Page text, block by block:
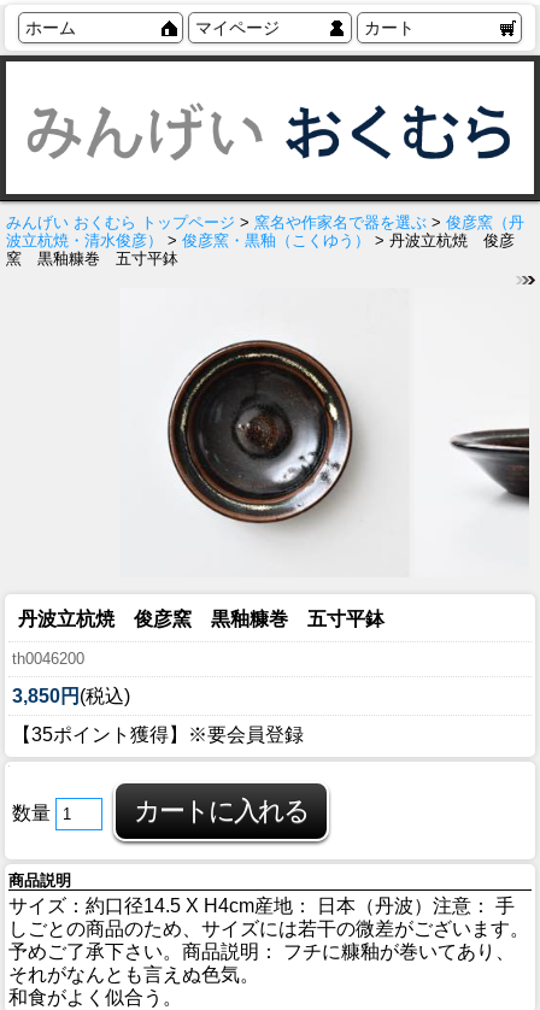
ホーム マイページ カート
みんげい おくむら トップページ > 窯名や作家名で器を選ぶ > 俊彦窯（丹
波立杭焼・清水俊彦）
> 俊彦窯・黒釉（こくゆう）
> 丹波立杭焼 俊彦
窯 黒釉糠巻 五寸平鉢
丹波立杭焼 俊彦窯 黒釉糠巻 五寸平鉢
th0046200
3,850円 (税込)
【35ポイント獲得】※要会員登録
数量
商品説明
サイズ：約口径14.5 X H4cm産地： 日本（丹波）注意： 手
しごとの商品のため、サイズには若干の微差がございます。
予めご了承下さい。商品説明： フチに糠釉が巻いてあり、
それがなんとも言えぬ色気。
和食がよく似合う。